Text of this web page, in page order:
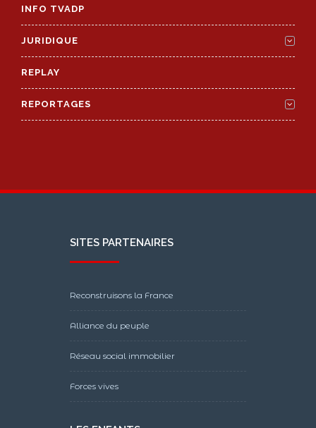
INFO TVADP
JURIDIQUE
REPLAY
REPORTAGES
SITES PARTENAIRES
Reconstruisons la France
Alliance du peuple
Réseau social immobilier
Forces vives